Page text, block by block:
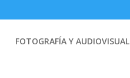
FOTOGRAFÍA Y AUDIOVISUAL